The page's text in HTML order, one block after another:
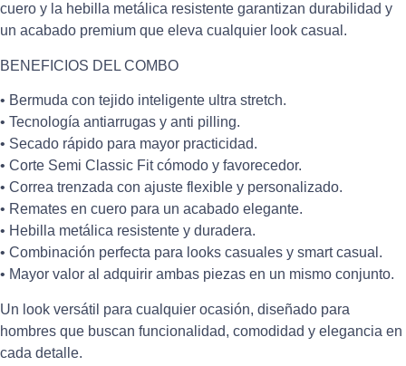
cuero y la hebilla metálica resistente garantizan durabilidad y
un acabado premium que eleva cualquier look casual.
BENEFICIOS DEL COMBO
• Bermuda con tejido inteligente ultra stretch.
• Tecnología antiarrugas y anti pilling.
• Secado rápido para mayor practicidad.
• Corte Semi Classic Fit cómodo y favorecedor.
• Correa trenzada con ajuste flexible y personalizado.
• Remates en cuero para un acabado elegante.
• Hebilla metálica resistente y duradera.
• Combinación perfecta para looks casuales y smart casual.
• Mayor valor al adquirir ambas piezas en un mismo conjunto.
Un look versátil para cualquier ocasión, diseñado para
hombres que buscan funcionalidad, comodidad y elegancia en
cada detalle.